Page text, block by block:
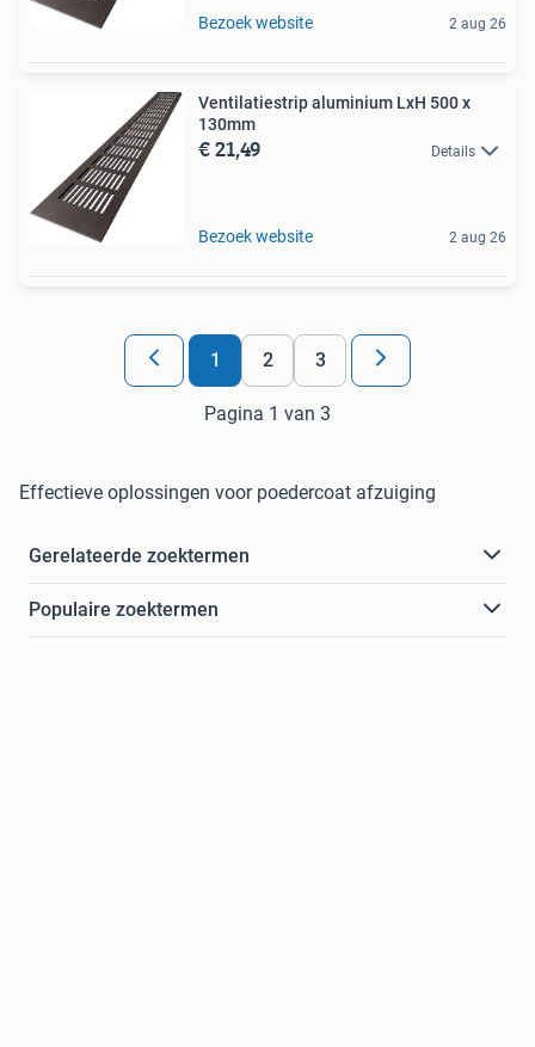
Bezoek website 2 aug 26
Ventilatiestrip aluminium LxH 500 x
130mm
€ 21,49 Details
Bezoek website 2 aug 26
1 2 3
Pagina 1 van 3
Effectieve oplossingen voor poedercoat afzuiging
Gerelateerde zoektermen
Populaire zoektermen